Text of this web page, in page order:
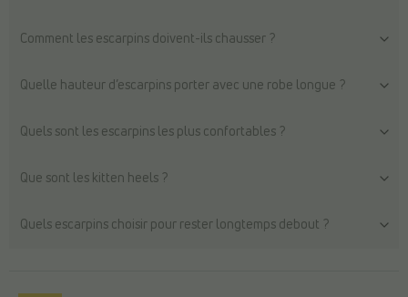
Comment les escarpins doivent-ils chausser ?
Quelle hauteur d’escarpins porter avec une robe longue ?
Quels sont les escarpins les plus confortables ?
Que sont les kitten heels ?
Quels escarpins choisir pour rester longtemps debout ?